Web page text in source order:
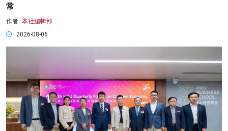
常
作者: 本社編輯部
2026-08-06